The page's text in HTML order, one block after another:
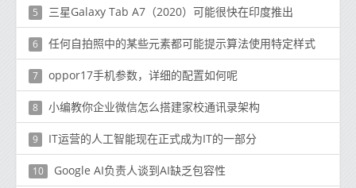
5 三星Galaxy Tab A7（2020）可能很快在印度推出
6 任何自拍照中的某些元素都可能提示算法使用特定样式
7 oppor17手机参数，详细的配置如何呢
8 小编教你企业微信怎么搭建家校通讯录架构
9 IT运营的人工智能现在正式成为IT的一部分
10 Google AI负责人谈到AI缺乏包容性